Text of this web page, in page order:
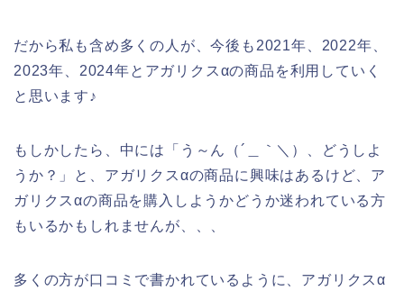
だから私も含め多くの人が、今後も2021年、2022年、
2023年、2024年とアガリクスαの商品を利用していく
と思います♪
もしかしたら、中には「う～ん（´＿｀＼）、どうしよ
うか？」と、アガリクスαの商品に興味はあるけど、ア
ガリクスαの商品を購入しようかどうか迷われている方
もいるかもしれませんが、、、
多くの方が口コミで書かれているように、アガリクスα